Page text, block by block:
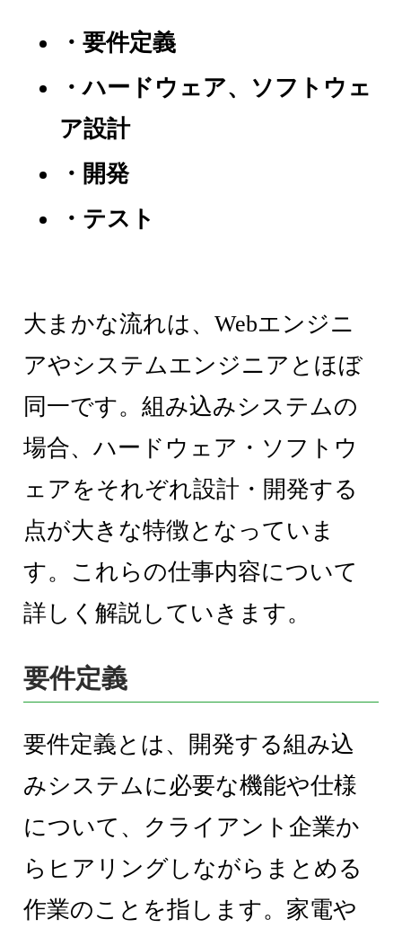
・要件定義
・ハードウェア、ソフトウェ
ア設計
・開発
・テスト
大まかな流れは、Webエンジニ
アやシステムエンジニアとほぼ
同一です。組み込みシステムの
場合、ハードウェア・ソフトウ
ェアをそれぞれ設計・開発する
点が大きな特徴となっていま
す。これらの仕事内容について
詳しく解説していきます。
要件定義
要件定義とは、開発する組み込
みシステムに必要な機能や仕様
について、クライアント企業か
らヒアリングしながらまとめる
作業のことを指します。家電や